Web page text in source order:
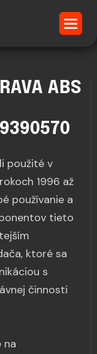
ABS
použité v
1996 až
používanie a
tieto
ktoré sa
s
činnosti
na